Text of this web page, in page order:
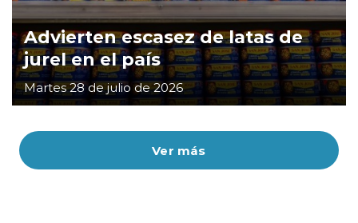
Ver más
Advierten escasez de latas de
jurel en el país
Martes 28 de julio de 2026